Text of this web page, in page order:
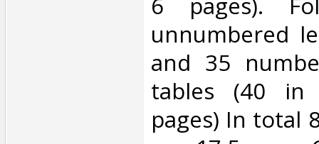
unnumbered
and 35
tables (40
pages) In total